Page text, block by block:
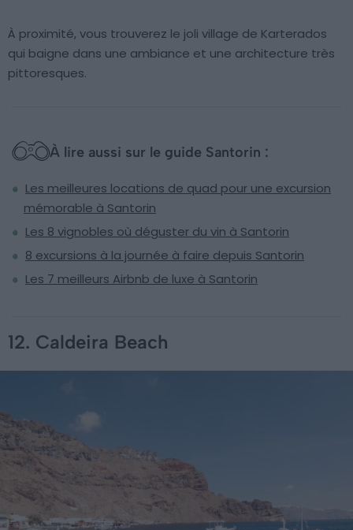
À proximité, vous trouverez le joli village de Karterados
qui baigne dans une ambiance et une architecture très
pittoresques.
À lire aussi sur le guide Santorin :
Les meilleures locations de quad pour une excursion
mémorable à Santorin
Les 8 vignobles où déguster du vin à Santorin
8 excursions à la journée à faire depuis Santorin
Les 7 meilleurs Airbnb de luxe à Santorin
12. Caldeira Beach